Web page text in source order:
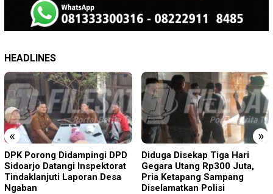
HEADLINES
« »
Diduga Disekap Tiga Hari
Gegara Utang Rp300 Juta,
Pria Ketapang Sampang
Diselamatkan Polisi
Dugaan Penyelewengan Dana
Desa Sonok 2023–2025
Disorot, Kades: Saya Tidak
Tahu Pos Anggaran Itu